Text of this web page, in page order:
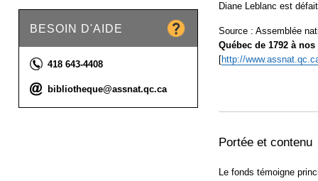
BESOIN D'AIDE
Téléphone :
418 643-4408
Courriel :
bibliotheque@assnat.qc.ca
Diane Leblanc est
Source : Assemblée
Québec de 1792 à
[http://
Portée et contenu
Le fonds témoigne